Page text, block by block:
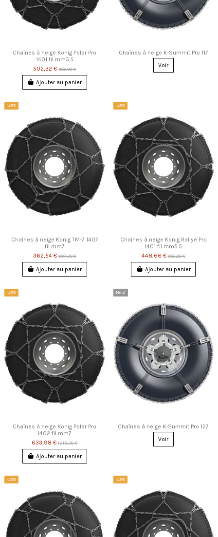
Chaînes à neige Konig Polar Pro
1401 fil mm5.5
502,32 €966,00 €
Ajouter au panier
Chaînes à neige K-Summit Pro 117
Voir
-48%
Chaînes à neige Konig TM-7 1407
fil mm7
362,54 €697,20 €
Ajouter au panier
-48%
Chaînes à neige Konig Rallye Pro
1401 fil mm5.5
448,66 €862,80 €
Ajouter au panier
-48%
Chaînes à neige Konig Polar Pro
1402 fil mm7
633,98 €1 219,20 €
Ajouter au panier
Neuf
Chaînes à neige K-Summit Pro 127
Voir
-48% -48%